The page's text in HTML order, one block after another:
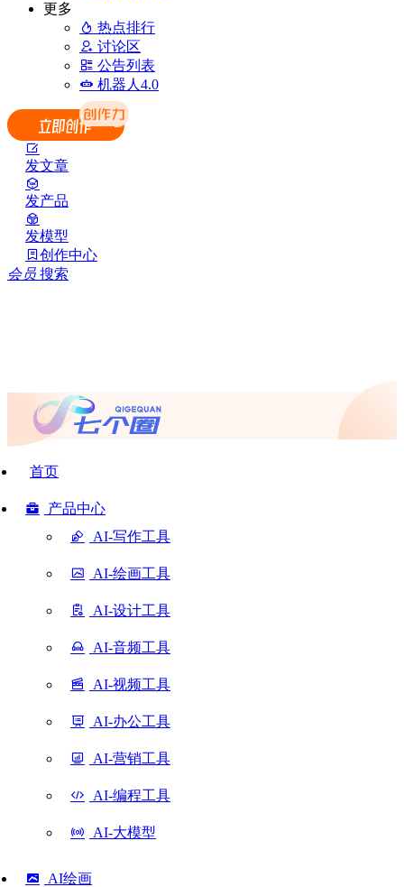
更多
热点排行
讨论区
公告列表
机器人4.0
发文章
发产品
发模型
创作中心
会员 搜索
首页
产品中心
AI-写作工具
AI-绘画工具
AI-设计工具
AI-音频工具
AI-视频工具
AI-办公工具
AI-营销工具
AI-编程工具
AI-大模型
AI绘画